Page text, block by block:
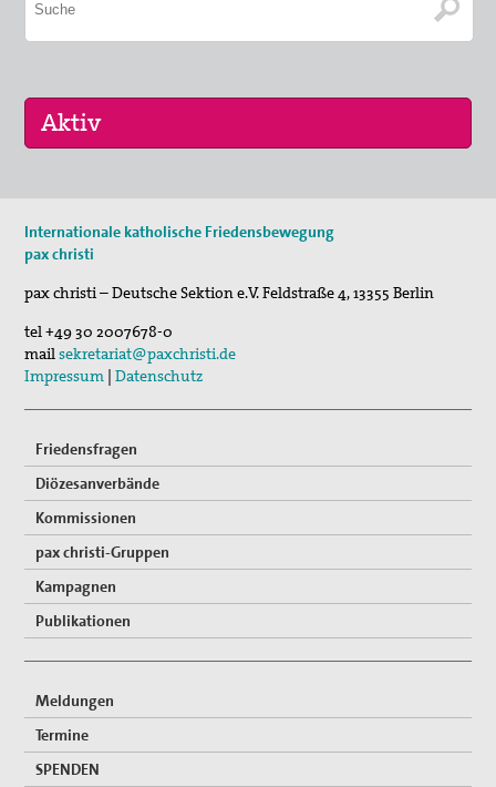
Jägerstätter-Pilgern
Sommerferien-Friedensliedersingen
29. Aug 2026
Fahrradpilgertour 2026
Internationale katholische Friedensbewegung
pax christi
pax christi – Deutsche Sektion e.V.Feldstraße 4,13355 Berlin
tel+49 30 2007678-0
mailsekretariat@paxchristi.de
Impressum |Datenschutz
Friedensfragen
Diözesanverbände
Kommissionen
pax christi-Gruppen
Kampagnen
Publikationen
Meldungen
Termine
SPENDEN